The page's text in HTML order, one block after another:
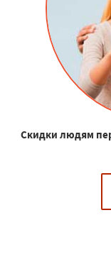
Скидки людям